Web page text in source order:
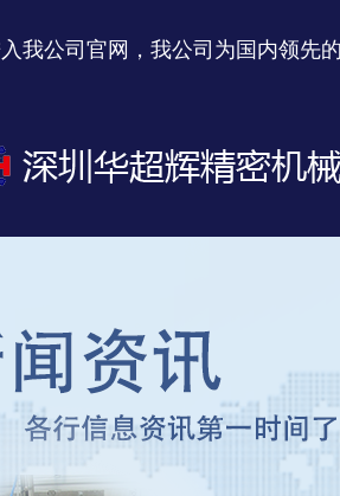
我公司官网，我公司为国内领先